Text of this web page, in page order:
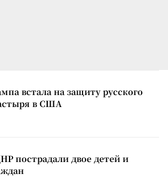
встала на защиту русского
в США
пострадали двое детей и